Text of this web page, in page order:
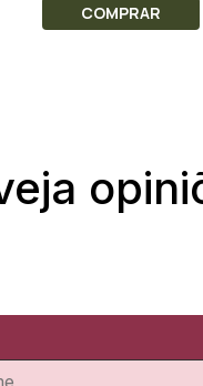
COMPRAR